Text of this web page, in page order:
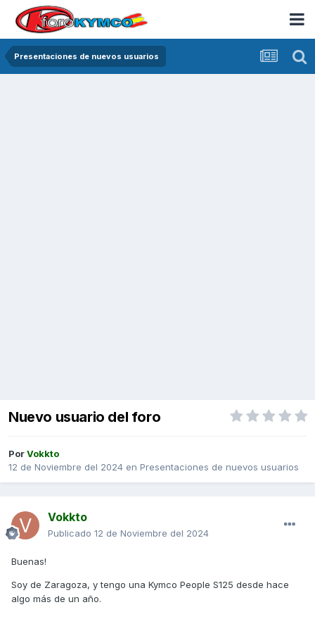
Presentaciones de nuevos usuarios
Nuevo usuario del foro
PorVokkto
12 de Noviembre del 2024 en Presentaciones de nuevos usuarios
Vokkto
Publicado 12 de Noviembre del 2024
Buenas!
Soy de Zaragoza, y tengo una Kymco People S125 desde hace
algo más de un año.